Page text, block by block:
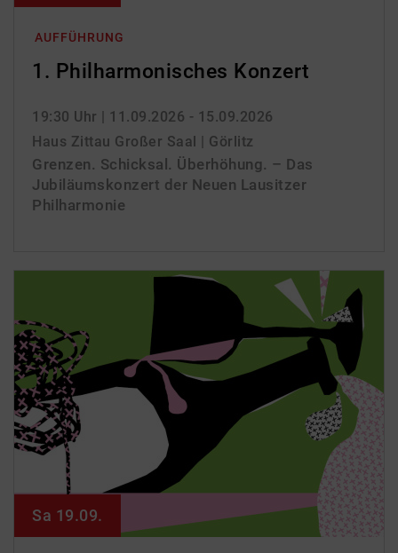
AUFFÜHRUNG
1. Philharmonisches Konzert
19:30 Uhr | 11.09.2026 - 15.09.2026
Haus Zittau Großer Saal | Görlitz
Grenzen. Schicksal. Überhöhung. – Das
Jubiläumskonzert der Neuen Lausitzer
Philharmonie
Sa 19.09.